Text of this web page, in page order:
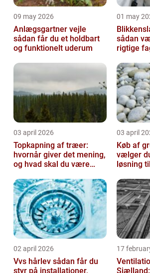
09 may 2026
Anlægsgartner vejle
sådan får du et holdbart
og funktionelt uderum
01 may
sådan
rigtige
03 april 2026
Topkapning af træer:
hvornår giver det mening,
og hvad skal du være
03 april
Køb af
vælger
løsning
02 april 2026
Vvs hårlev sådan får du
styr på installationer,
17